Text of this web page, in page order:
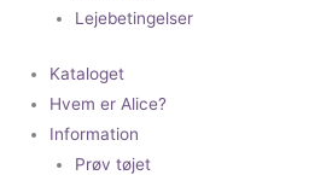
Lejebetingelser
Kataloget
Hvem er Alice?
Information
Prøv tøjet